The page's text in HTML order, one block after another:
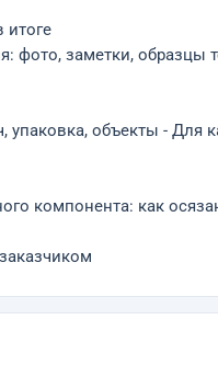
итоге
фото, заметки, образцы
упаковка, объекты - Для
компонента: как